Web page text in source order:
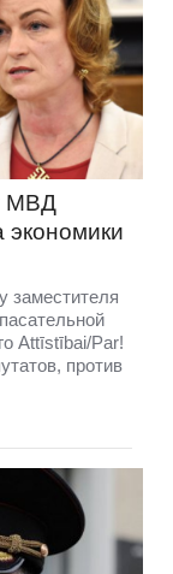
МВД
экономики
заместителя
Attīstībai/Par!
против